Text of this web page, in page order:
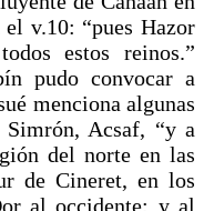
v.10: “pues Hazor
estos reinos.”
pudo convocar a
menciona algunas
Simrón, Acsaf, “y a
del norte en las
de Cineret, en los
al occidente; y al